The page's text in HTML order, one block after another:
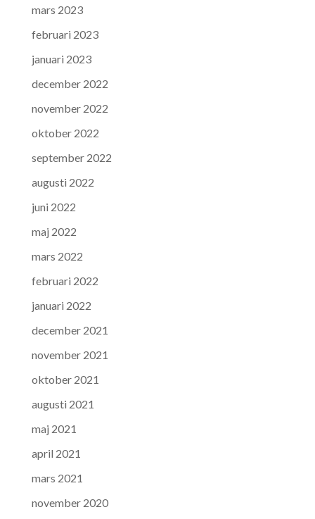
mars 2023
februari 2023
januari 2023
december 2022
november 2022
oktober 2022
september 2022
augusti 2022
juni 2022
maj 2022
mars 2022
februari 2022
januari 2022
december 2021
november 2021
oktober 2021
augusti 2021
maj 2021
april 2021
mars 2021
november 2020